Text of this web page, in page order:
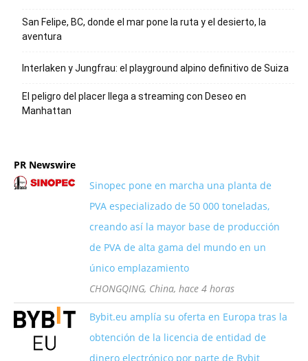
San Felipe, BC, donde el mar pone la ruta y el desierto, la
aventura
Interlaken y Jungfrau: el playground alpino definitivo de Suiza
El peligro del placer llega a streaming con Deseo en
Manhattan
PR Newswire
Sinopec pone en marcha una planta de
PVA especializado de 50 000 toneladas,
creando así la mayor base de producción
de PVA de alta gama del mundo en un
único emplazamiento
CHONGQING, China, hace 4 horas
Bybit.eu amplía su oferta en Europa tras la
obtención de la licencia de entidad de
dinero electrónico por parte de Bybit